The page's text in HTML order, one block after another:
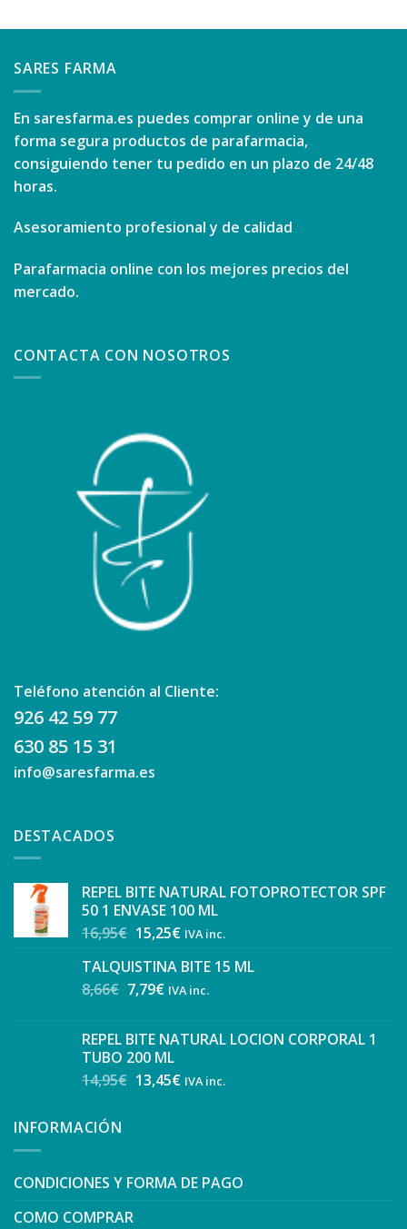
SARES FARMA
En saresfarma.es puedes comprar online y de una
forma segura productos de parafarmacia,
consiguiendo tener tu pedido en un plazo de 24/48
horas.
Asesoramiento profesional y de calidad
Parafarmacia online con los mejores precios del
mercado.
CONTACTA CON NOSOTROS
Teléfono atención al Cliente:
926 42 59 77
630 85 15 31
info@saresfarma.es
DESTACADOS
REPEL BITE NATURAL FOTOPROTECTOR SPF
50 1 ENVASE 100 ML
16,95€ 15,25€ IVA inc.
TALQUISTINA BITE 15 ML
8,66€ 7,79€ IVA inc.
REPEL BITE NATURAL LOCION CORPORAL 1
TUBO 200 ML
14,95€ 13,45€ IVA inc.
INFORMACIÓN
CONDICIONES Y FORMA DE PAGO
COMO COMPRAR